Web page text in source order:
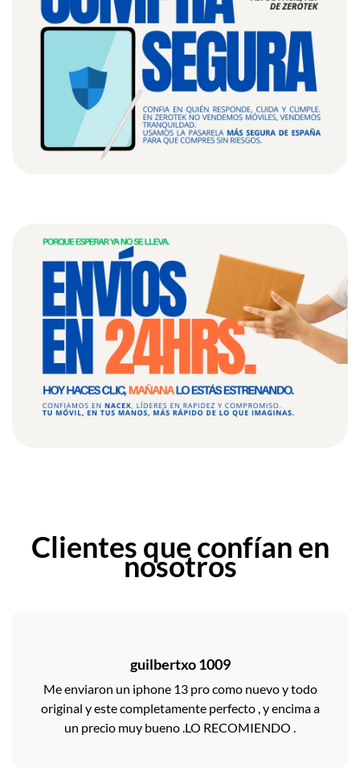
Clientes que confían en
nosotros
guilbertxo 1009
Me enviaron un iphone 13 pro como nuevo y todo
original y este completamente perfecto , y encima a
un precio muy bueno .LO RECOMIENDO .